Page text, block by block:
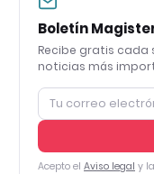
Boletín
Recibe gratis cada
noticias más
Acepto el Aviso legal y la